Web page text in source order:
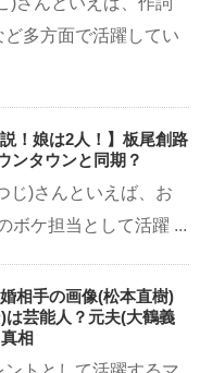
多方面で活躍してい
！娘は2人！】板尾創路
ンタウンと同期？
じ)さんといえば、お
ボケ担当として活躍 ...
相手の画像(松本直樹)
は芸能人？元夫(大鶴義
相